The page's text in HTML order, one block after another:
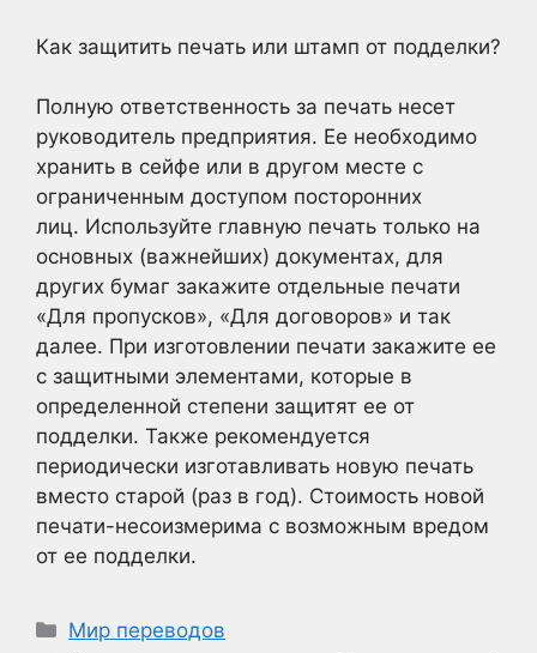
Как защитить печать или штамп от подделки?
Полную ответственность за печать несет
руководитель предприятия. Ее необходимо
хранить в сейфе или в другом месте с
ограниченным доступом посторонних
лиц. Используйте главную печать только на
основных (важнейших) документах, для
других бумаг закажите отдельные печати
«Для пропусков», «Для договоров» и так
далее. При изготовлении печати закажите ее
с защитными элементами, которые в
определенной степени защитят ее от
подделки. Также рекомендуется
периодически изготавливать новую печать
вместо старой (раз в год). Стоимость новой
печати-несоизмерима с возможным вредом
от ее подделки.
Рубрики
Мир переводов